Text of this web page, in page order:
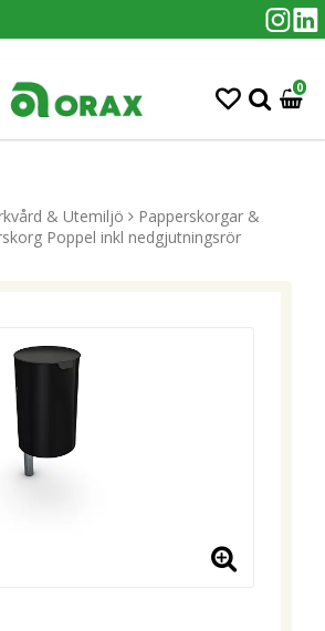
0
& Utemiljö
Papperskorgar &
Poppel inkl nedgjutningsrör